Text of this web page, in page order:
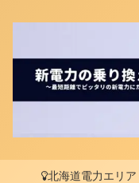
北海道電力エリア